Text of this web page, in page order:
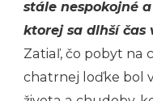
stále nespokojné
ktorej sa dlhší čas
Zatiaľ, čo pobyt na
chatrnej loďke bol